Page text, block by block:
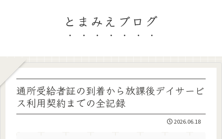
とまみえブログ
通所受給者証の到着から放課後デイサービ
ス利用契約までの全記録
2026.06.18